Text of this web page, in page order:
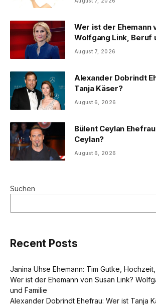
Wer ist der Ehemann
Wolfgang Link, Beruf
August 7, 2026
Alexander Dobrindt
Tanja Käser?
August 6, 2026
Bülent Ceylan
Ceylan?
August 6, 2026
Suchen
Recent Posts
Janina Uhse Ehemann: Tim Gutke,
Wer ist der Ehemann von Susan Link?
und Familie
Alexander Dobrindt Ehefrau: Wer ist Tanja